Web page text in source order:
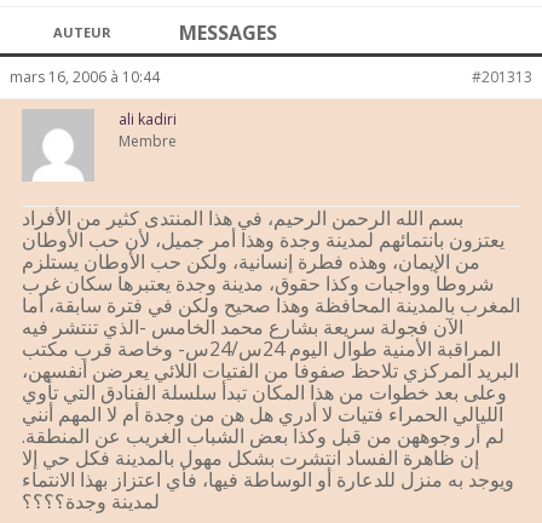
AUTEUR MESSAGES
mars 16, 2006 à 10:44 #201313
ali kadiri
Membre
بسم الله الرحمن الرحيم، في هذا المنتدى كثير من الأفراد
يعتزون بانتمائهم لمدينة وجدة وهذا أمر جميل، لأن حب الأوطان
من الإيمان، وهذه فطرة إنسانية، ولكن حب الأوطان يستلزم
شروطا وواجبات وكذا حقوق، مدينة وجدة يعتبرها سكان غرب
المغرب بالمدينة المحافظة وهذا صحيح ولكن في فترة سابقة، أما
الآن فجولة سريعة بشارع محمد الخامس -الذي تنتشر فيه
المراقبة الأمنية طوال اليوم 24س/24س- وخاصة قرب مكتب
البريد المركزي تلاحظ صفوفا من الفتيات اللائي يعرضن أنفسهن،
وعلى بعد خطوات من هذا المكان تبدأ سلسلة الفنادق التي تأوي
الليالي الحمراء فتيات لا أدري هل هن من وجدة أم لا المهم أنني
لم أر وجوههن من قبل وكذا بعض الشباب الغريب عن المنطقة.
إن ظاهرة الفساد انتشرت بشكل مهول بالمدينة فكل حي إلا
ويوجد به منزل للدعارة أو الوساطة فيها، فأي اعتزاز بهذا الانتماء
لمدينة وجدة؟؟؟؟